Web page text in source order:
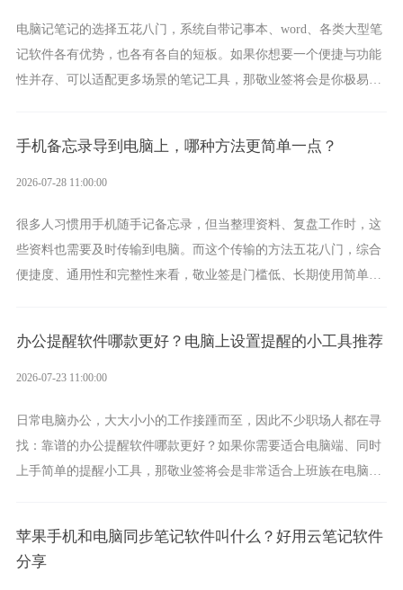
电脑记笔记的选择五花八门，系统自带记事本、word、各类大型笔
记软件各有优势，也各有各自的短板。如果你想要一个便捷与功能
性并存、可以适配更多场景的笔记工具，那敬业签将会是你极易上
手机备忘录导到电脑上，哪种方法更简单一点？
2026-07-28 11:00:00
很多人习惯用手机随手记备忘录，但当整理资料、复盘工作时，这
些资料也需要及时传输到电脑。而这个传输的方法五花八门，综合
便捷度、通用性和完整性来看，敬业签是门槛低、长期使用简单的
办公提醒软件哪款更好？电脑上设置提醒的小工具推荐
2026-07-23 11:00:00
日常电脑办公，大大小小的工作接踵而至，因此不少职场人都在寻
找：靠谱的办公提醒软件哪款更好？如果你需要适合电脑端、同时
上手简单的提醒小工具，那敬业签将会是非常适合上班族在电脑上
苹果手机和电脑同步笔记软件叫什么？好用云笔记软件
分享